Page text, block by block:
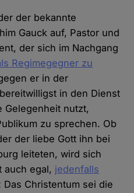
der bekannte
Gauck auf, Pastor und
der sich im Nachgang
Regimegegner zu
er in der
in den Dienst
Gelegenheit nutzt,
zu sprechen. Ob
der liebe Gott ihn bei
leiteten, wird sich
auch egal, jedenfalls
Das Christentum sei die